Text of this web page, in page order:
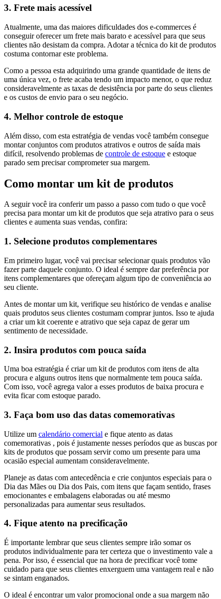
3. Frete mais acessível
Atualmente, uma das maiores dificuldades dos e-commerces é
conseguir oferecer um frete mais barato e acessível para que seus
clientes não desistam da compra. Adotar a técnica do kit de produtos
costuma contornar este problema.
Como a pessoa esta adquirindo uma grande quantidade de itens de
uma única vez, o frete acaba tendo um impacto menor, o que reduz
consideravelmente as taxas de desistência por parte do seus clientes
e os custos de envio para o seu negócio.
4. Melhor controle de estoque
Além disso, com esta estratégia de vendas você também consegue
montar conjuntos com produtos atrativos e outros de saída mais
difícil, resolvendo problemas de controle de estoque e estoque
parado sem precisar comprometer sua margem.
Como montar um kit de produtos
A seguir você ira conferir um passo a passo com tudo o que você
precisa para montar um kit de produtos que seja atrativo para o seus
clientes e aumenta suas vendas, confira:
1. Selecione produtos complementares
Em primeiro lugar, você vai precisar selecionar quais produtos vão
fazer parte daquele conjunto. O ideal é sempre dar preferência por
itens complementares que ofereçam algum tipo de conveniência ao
seu cliente.
Antes de montar um kit, verifique seu histórico de vendas e analise
quais produtos seus clientes costumam comprar juntos. Isso te ajuda
a criar um kit coerente e atrativo que seja capaz de gerar um
sentimento de necessidade.
2. Insira produtos com pouca saída
Uma boa estratégia é criar um kit de produtos com itens de alta
procura e alguns outros itens que normalmente tem pouca saída.
Com isso, você agrega valor a esses produtos de baixa procura e
evita ficar com estoque parado.
3. Faça bom uso das datas comemorativas
Utilize um calendário comercial e fique atento as datas
comemorativas , pois é justamente nesses períodos que as buscas por
kits de produtos que possam servir como um presente para uma
ocasião especial aumentam consideravelmente.
Planeje as datas com antecedência e crie conjuntos especiais para o
Dia das Mães ou Dia dos Pais, com itens que façam sentido, frases
emocionantes e embalagens elaboradas ou até mesmo
personalizadas para aumentar seus resultados.
4. Fique atento na precificação
É importante lembrar que seus clientes sempre irão somar os
produtos individualmente para ter certeza que o investimento vale a
pena. Por isso, é essencial que na hora de precificar você tome
cuidado para que seus clientes enxerguem uma vantagem real e não
se sintam enganados.
O ideal é encontrar um valor promocional onde a sua margem não